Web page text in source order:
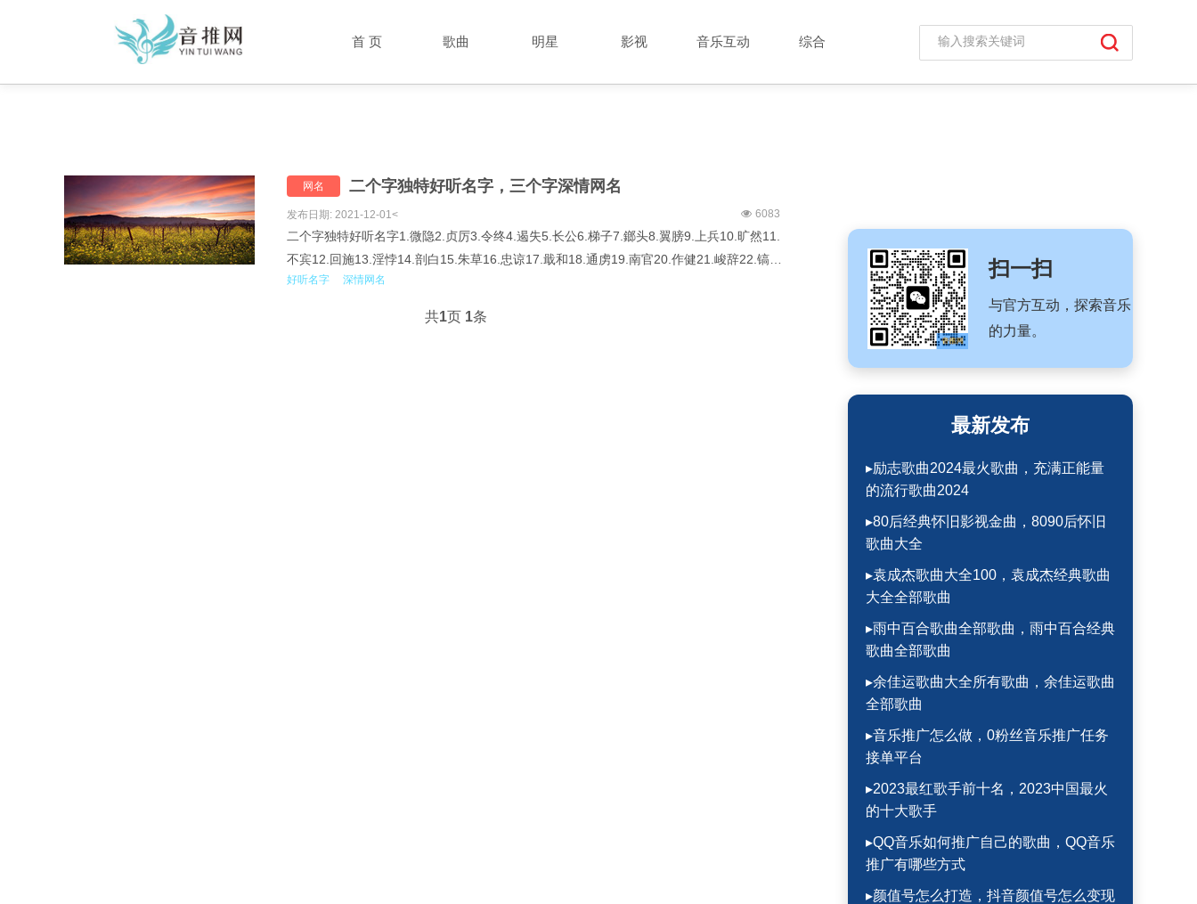
首 页 歌曲 明星 影视 音乐互动 综合
网名 二个字独特好听名字，三个字深情网名
发布日期: 2021-12-01< 6083
二个字独特好听名字1.微隐2.贞厉3.令终4.遏失5.长公6.梯子7.鎯头8.翼膀9.上兵10.旷然11.
不宾12.回施13.淫悖14.剖白15.朱草16.忠谅17.戢和18.通虏19.南官20.作健21.峻辞22.镐池
23.盛茂24.送阅25.颇脱26.不逮27.琼弁28.备榜29.金薄30.卸席31.尽兴32.嘱寄...
好听名字 深情网名
共1页 1条
扫一扫
与官方互动，探索音乐
的力量。
最新发布
▸励志歌曲2024最火歌曲，充满正能量
的流行歌曲2024
▸80后经典怀旧影视金曲，8090后怀旧
歌曲大全
▸袁成杰歌曲大全100，袁成杰经典歌曲
大全全部歌曲
▸雨中百合歌曲全部歌曲，雨中百合经典
歌曲全部歌曲
▸余佳运歌曲大全所有歌曲，余佳运歌曲
全部歌曲
▸音乐推广怎么做，0粉丝音乐推广任务
接单平台
▸2023最红歌手前十名，2023中国最火
的十大歌手
▸QQ音乐如何推广自己的歌曲，QQ音乐
推广有哪些方式
▸颜值号怎么打造，抖音颜值号怎么变现